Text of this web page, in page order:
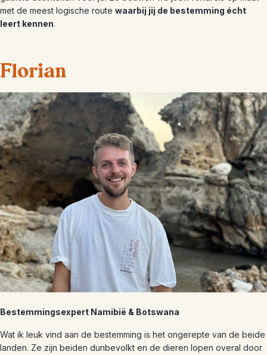
met de meest logische route waarbij jij de bestemming écht
leert kennen.
Florian
Bestemmingsexpert Namibië & Botswana
Wat ik leuk vind aan de bestemming is het ongerepte van de beide
landen. Ze zijn beiden dunbevolkt en de dieren lopen overal door